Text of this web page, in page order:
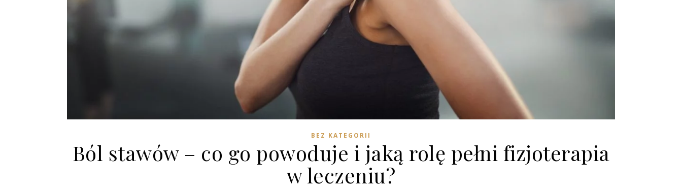
BEZ KATEGORII
Ból stawów – co go powoduje i jaką rolę pełni fizjoterapia
w leczeniu?